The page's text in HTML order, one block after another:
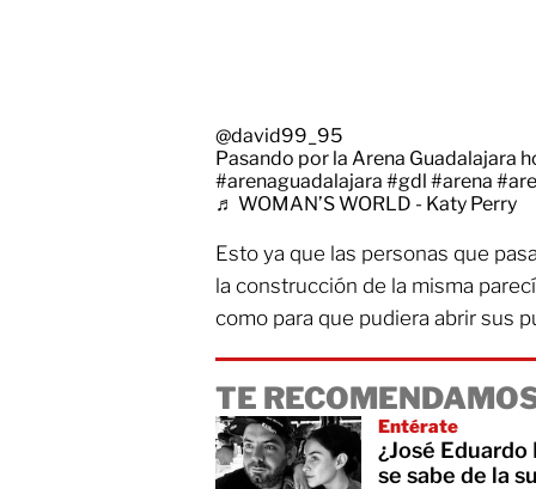
@david99_95
Pasando por la Arena Guadalajara
#arenaguadalajara #gdl #arena
♬ WOMAN’S WORLD - Katy Perry
Esto ya que las personas que
la construcción de la misma
como para que pudiera abrir sus
TE
Entérate
¿José Eduardo
se sabe de la